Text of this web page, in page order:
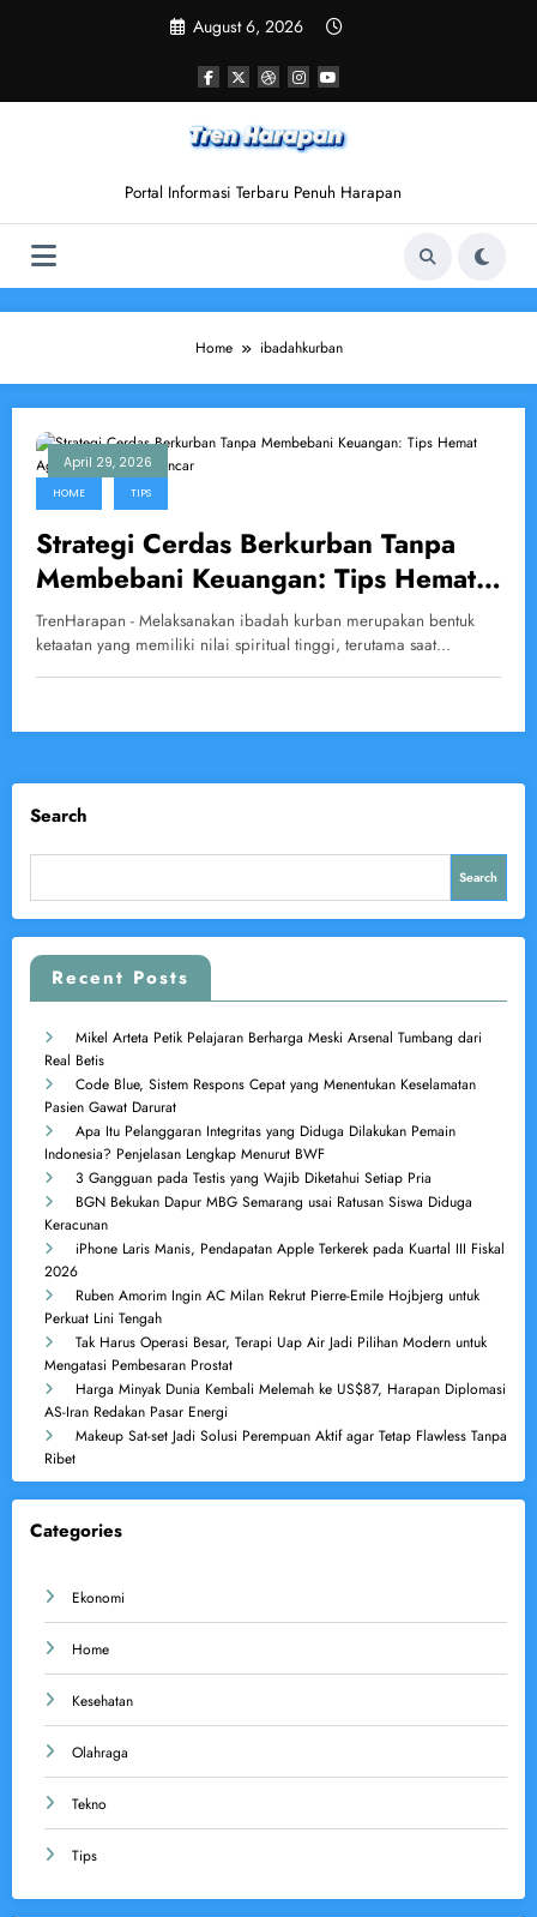
August 6, 2026
Portal Informasi Terbaru Penuh Harapan
Home ibadahkurban
April 29, 2026
HOME TIPS
Strategi Cerdas Berkurban Tanpa
Membebani Keuangan: Tips Hemat
Agar Ibadah Tetap Lancar
TrenHarapan - Melaksanakan ibadah kurban merupakan bentuk
ketaatan yang memiliki nilai spiritual tinggi, terutama saat…
Search
Search
Recent Posts
Mikel Arteta Petik Pelajaran Berharga Meski Arsenal Tumbang dari
Real Betis
Code Blue, Sistem Respons Cepat yang Menentukan Keselamatan
Pasien Gawat Darurat
Apa Itu Pelanggaran Integritas yang Diduga Dilakukan Pemain
Indonesia? Penjelasan Lengkap Menurut BWF
3 Gangguan pada Testis yang Wajib Diketahui Setiap Pria
BGN Bekukan Dapur MBG Semarang usai Ratusan Siswa Diduga
Keracunan
iPhone Laris Manis, Pendapatan Apple Terkerek pada Kuartal III Fiskal
2026
Ruben Amorim Ingin AC Milan Rekrut Pierre-Emile Hojbjerg untuk
Perkuat Lini Tengah
Tak Harus Operasi Besar, Terapi Uap Air Jadi Pilihan Modern untuk
Mengatasi Pembesaran Prostat
Harga Minyak Dunia Kembali Melemah ke US$87, Harapan Diplomasi
AS-Iran Redakan Pasar Energi
Makeup Sat-set Jadi Solusi Perempuan Aktif agar Tetap Flawless Tanpa
Ribet
Categories
Ekonomi
Home
Kesehatan
Olahraga
Tekno
Tips